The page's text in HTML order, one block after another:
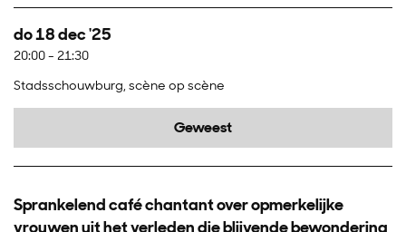
do 18 dec '25
20:00- 21:30
Stadsschouwburg, scène op scène
Geweest
Sprankelend café chantant over opmerkelijke
vrouwen uit het verleden die blijvende bewondering